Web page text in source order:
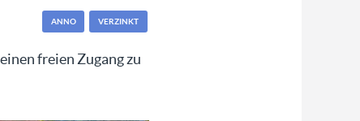
ANNO VERZINKT
freien Zugang zu